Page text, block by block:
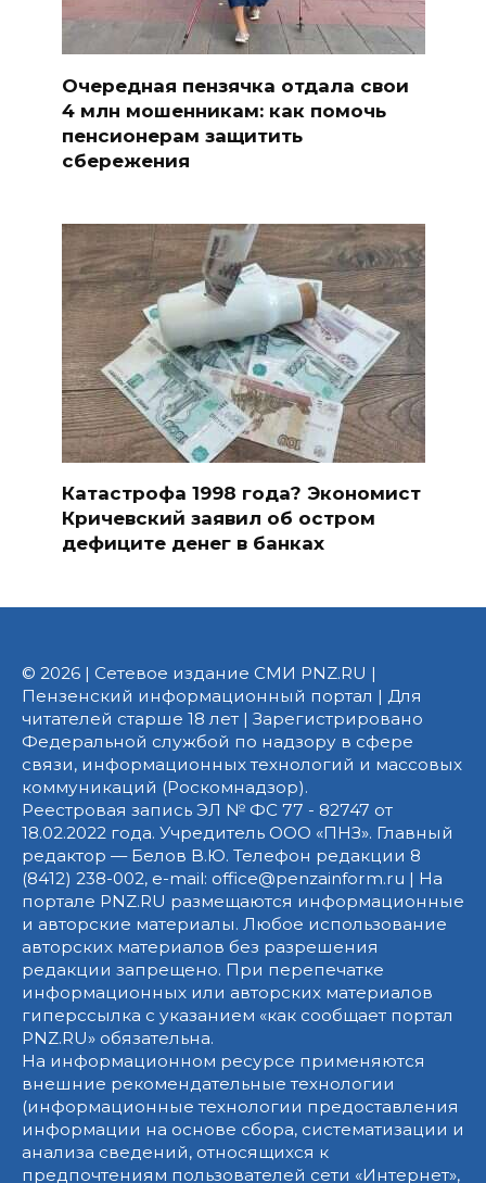
Очередная пензячка отдала свои
4 млн мошенникам: как помочь
пенсионерам защитить
сбережения
Катастрофа 1998 года? Экономист
Кричевский заявил об остром
дефиците денег в банках
© 2026 | Сетевое издание СМИ PNZ.RU |
Пензенский информационный портал | Для
читателей старше 18 лет | Зарегистрировано
Федеральной службой по надзору в сфере
связи, информационных технологий и массовых
коммуникаций (Роскомнадзор).
Реестровая запись ЭЛ № ФС 77 - 82747 от
18.02.2022 года. Учредитель ООО «ПНЗ». Главный
редактор — Белов В.Ю. Телефон редакции 8
(8412) 238-002, e-mail: office@penzainform.ru | На
портале PNZ.RU размещаются информационные
и авторские материалы. Любое использование
авторских материалов без разрешения
редакции запрещено. При перепечатке
информационных или авторских материалов
гиперссылка с указанием «как сообщает портал
PNZ.RU» обязательна.
На информационном ресурсе применяются
внешние рекомендательные технологии
(информационные технологии предоставления
информации на основе сбора, систематизации и
анализа сведений, относящихся к
предпочтениям пользователей сети «Интернет»,